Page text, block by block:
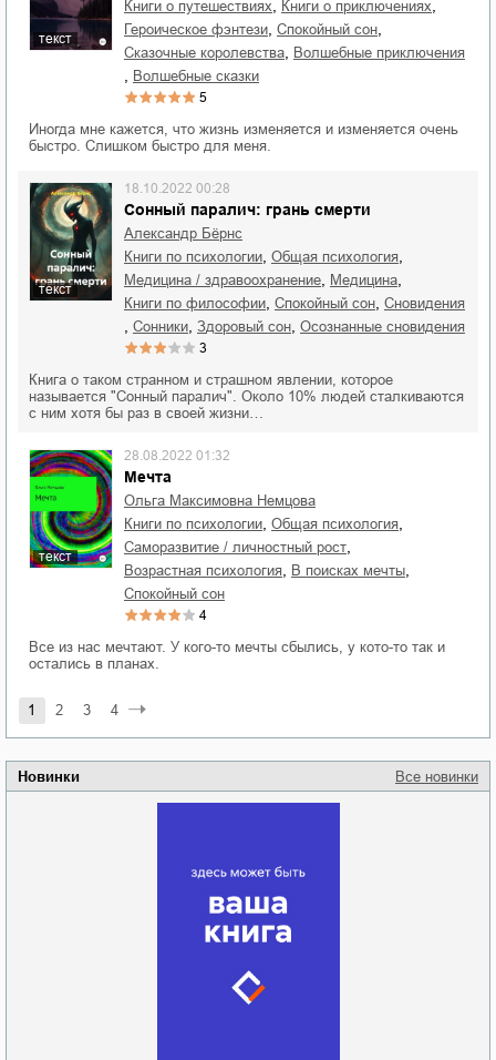
Новинки Все новинки
текст
книги о путешествиях книги о приключениях
героическое фэнтези спокойный сон
сказочные королевства волшебные приключения
волшебные сказки
5
Иногда мне кажется, что жизнь изменяется и изменяется очень
быстро. Слишком быстро для меня.
текст
Сонный паралич: грань смерти
18.10.2022 00:28
Александр Бёрнс
книги по психологии
общая психология
медицина / здравоохранение медицина
книги по философии спокойный сон сновидения
сонники здоровый сон осознанные сновидения
3
Книга о таком странном и страшном явлении, которое
называется "Сонный паралич". Около 10% людей сталкиваются
с ним хотя бы раз в своей жизни…
текст
Мечта
28.08.2022 01:32
Ольга Максимовна Немцова
книги по психологии
общая психология
саморазвитие / личностный рост
возрастная психология в поисках мечты
спокойный сон
4
Все из нас мечтают. У кого-то мечты сбылись, у кото-то так и
остались в планах.
1 2 3 4